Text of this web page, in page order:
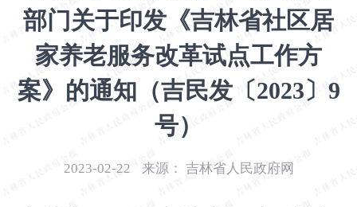
部门关于印发《吉林省社区居
家养老服务改革试点工作方
案》的通知（吉民发〔2023〕9
号）
2023-02-22 来源： 吉林省人民政府网